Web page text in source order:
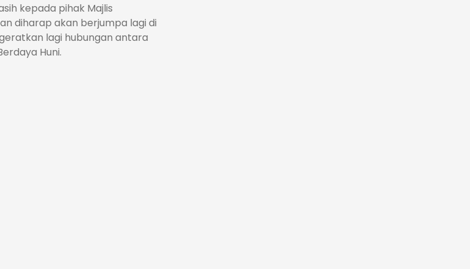
kepada pihak Majlis
diharap akan berjumpa lagi di
lagi hubungan antara
Huni.